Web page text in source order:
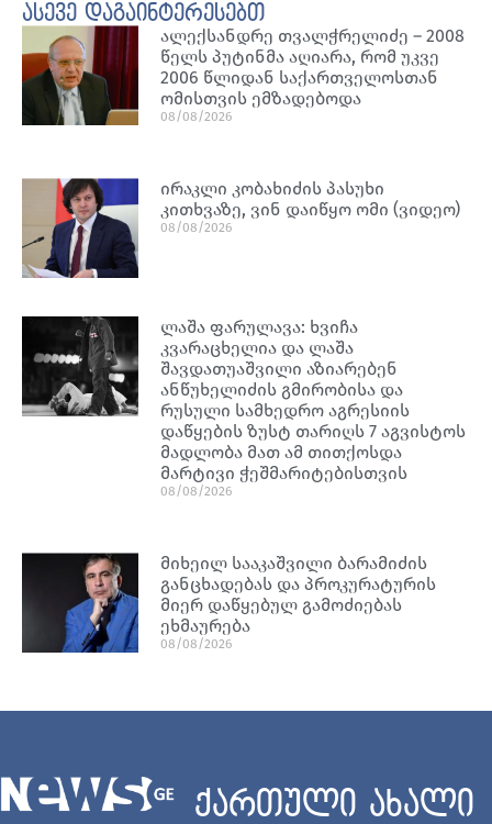
ასევე დაგაინტერესებთ
ალექსანდრე თვალჭრელიძე – 2008
წელს პუტინმა აღიარა, რომ უკვე
2006 წლიდან საქართველოსთან
ომისთვის ემზადებოდა
08/08/2026
ირაკლი კობახიძის პასუხი
კითხვაზე, ვინ დაიწყო ომი (ვიდეო)
08/08/2026
ლაშა ფარულავა: ხვიჩა
კვარაცხელია და ლაშა
შავდათუაშვილი აზიარებენ
ანწუხელიძის გმირობისა და
რუსული სამხედრო აგრესიის
დაწყების ზუსტ თარიღს 7 აგვისტოს
მადლობა მათ ამ თითქოსდა
მარტივი ჭეშმარიტებისთვის
08/08/2026
მიხეილ სააკაშვილი ბარამიძის
განცხადებას და პროკურატურის
მიერ დაწყებულ გამოძიებას
ეხმაურება
08/08/2026
ქართული ახალი